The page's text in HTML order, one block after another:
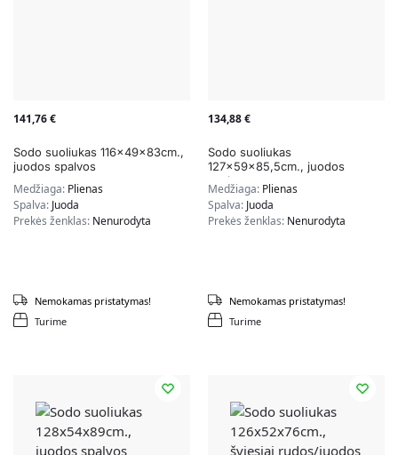
141,76€
Sodo suoliukas 116x49x83cm.,
juodos spalvos
Medžiaga: Plienas
Spalva: Juoda
Prekės ženklas: Nenurodyta
Turime
Nemokamas pristatymas!
134,88€
Sodo suoliukas
127x59x85,5cm., juodos
spalvos
Medžiaga: Plienas
Spalva: Juoda
Prekės ženklas: Nenurodyta
Turime
Nemokamas pristatymas!